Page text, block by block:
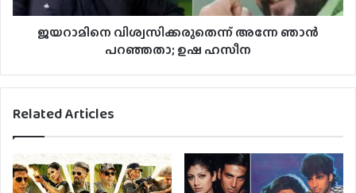
ജയറാമിനെ വിശ്വസിക്കരുതെന്ന് അന്നേ ഞാന്‍
പറഞ്ഞതാ; ഉഷ ഹസീന
Related Articles